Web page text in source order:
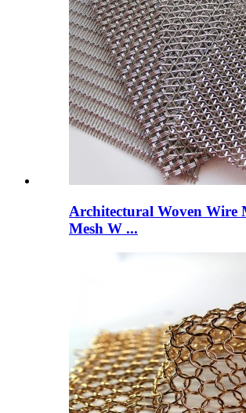
Architectural Woven Wire
Mesh W ...